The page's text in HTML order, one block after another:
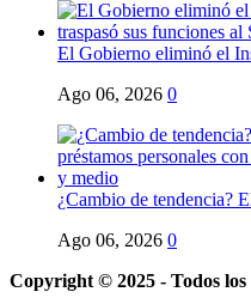
El Gobierno eliminó el
Ago 06, 2026 0
¿Cambio de tendencia?
Ago 06, 2026 0
Copyright © 2025 - Todos los